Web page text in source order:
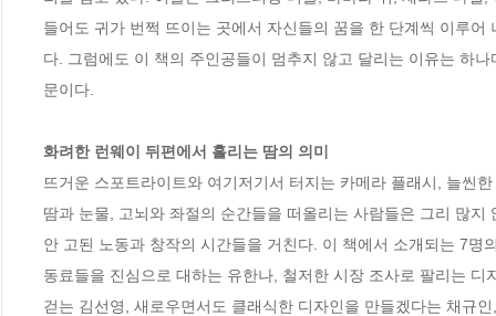
들어도 귀가 번쩍 뜨이는 곳에서 자신들의 꿈을 한 단계씩 이루
다. 그럼에도 이 책의 주인공들이 멈추지 않고 달리는 이유는 하
문이다.
화려한 런웨이 뒤편에서 흘리는 땀의 의미
뜨거운 스포트라이트와 여기저기서 터지는 카메라 플래시, 늘씬
땀과 눈물, 고뇌와 좌절의 순간들을 떠올리는 사람들은 그리 많
안 고된 노동과 창작의 시간들을 거친다. 이 책에서 소개되는 7명
동료들을 진심으로 대하는 유한나, 철저한 시장 조사로 팔리는
걷는 김선영, 새로우면서도 클래식한 디자인을 만들겠다는 채규